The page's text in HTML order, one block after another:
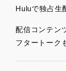
Huluで独占生
配信コンテン
フタートーク